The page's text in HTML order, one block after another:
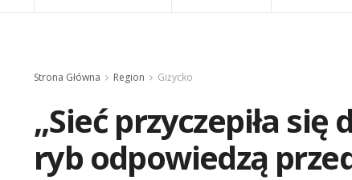
Strona Główna Region Giżycko
„Sieć przyczepiła się
ryb odpowiedzą